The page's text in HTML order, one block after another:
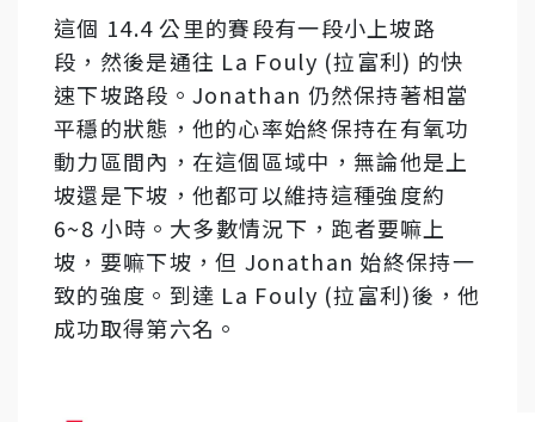
這個 14.4 公里的賽段有一段小上坡路
段，然後是通往 La Fouly (拉富利) 的快
速下坡路段。Jonathan 仍然保持著相當
平穩的狀態，他的心率始終保持在有氧功
動力區間內，在​​這個區域中，無論他是上
坡還是下坡，他都可以維持這種強度約
6~8 小時。大多數情況下，跑者要嘛上
坡，要嘛下坡，但 Jonathan 始終保持一
致的強度。到達 La Fouly (拉富利)後，他
成功取得第六名。